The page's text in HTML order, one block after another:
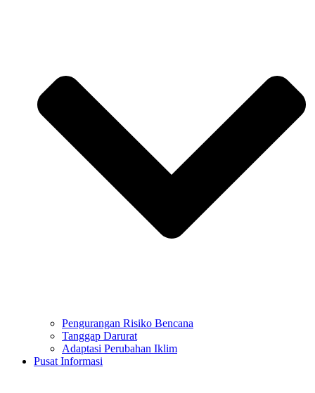
Pengurangan Risiko Bencana
Tanggap Darurat
Adaptasi Perubahan Iklim
Pusat Informasi